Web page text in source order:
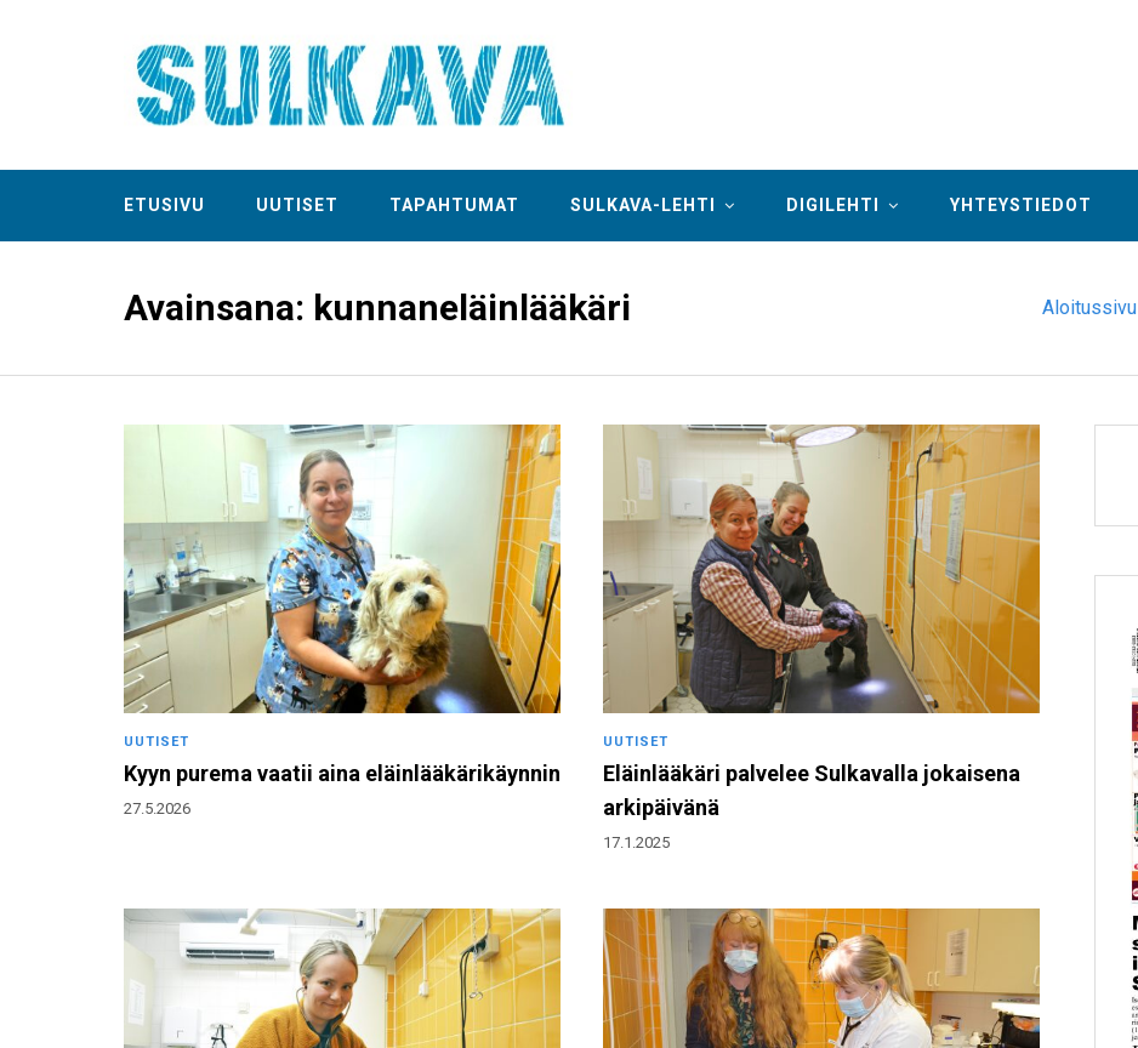
ETUSIVU UUTISET TAPAHTUMAT SULKAVA-LEHTI DIGILEHTI YHTEYSTIEDOT
Avainsana: kunnaneläinlääkäri Aloitussivu
UUTISET
Kyyn purema vaatii aina eläinlääkärikäynnin
27.5.2026
UUTISET
Eläinlääkäri palvelee Sulkavalla jokaisena
arkipäivänä
17.1.2025